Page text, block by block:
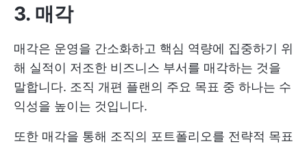
3. 매각
매각은 운영을 간소화하고 핵심 역량에 집중하기 위
해 실적이 저조한 비즈니스 부서를 매각하는 것을
말합니다. 조직 개편 플랜의 주요 목표 중 하나는 수
익성을 높이는 것입니다.
또한 매각을 통해 조직의 포트폴리오를 전략적 목표